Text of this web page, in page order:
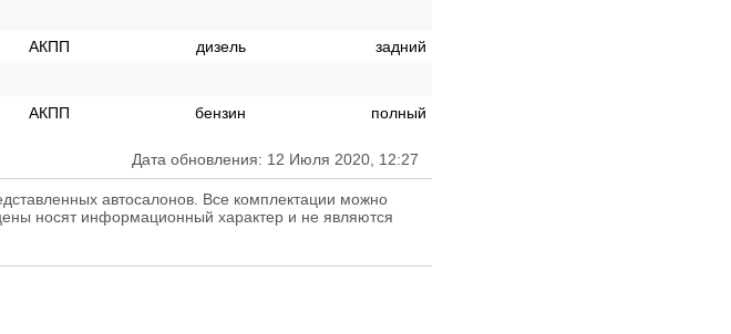
АКПП дизель
задний
АКПП бензин полный
Дата обновления: 12 Июля 2020, 12:27
автосалонов. Все комплектации можно
носят информационный характер и не являются